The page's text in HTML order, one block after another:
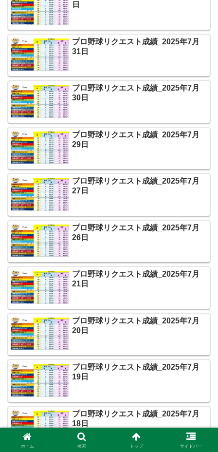
日
プロ野球リクエスト成績_2025年7月
31日
プロ野球リクエスト成績_2025年7月
30日
プロ野球リクエスト成績_2025年7月
29日
プロ野球リクエスト成績_2025年7月
27日
プロ野球リクエスト成績_2025年7月
26日
プロ野球リクエスト成績_2025年7月
21日
プロ野球リクエスト成績_2025年7月
20日
プロ野球リクエスト成績_2025年7月
19日
プロ野球リクエスト成績_2025年7月
18日
ホーム 検索 トップ サイドバー